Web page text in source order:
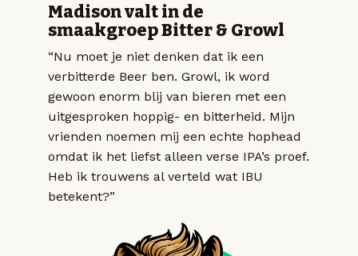
Madison valt in de
smaakgroep Bitter & Growl
“Nu moet je niet denken dat ik een
verbitterde Beer ben. Growl, ik word
gewoon enorm blij van bieren met een
uitgesproken hoppig- en bitterheid. Mijn
vrienden noemen mij een echte hophead
omdat ik het liefst alleen verse IPA’s proef.
Heb ik trouwens al verteld wat IBU
betekent?”